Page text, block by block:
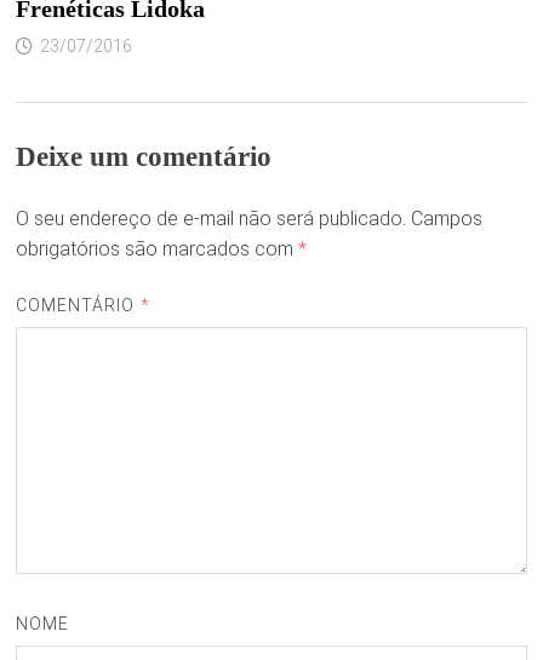
Frenéticas Lidoka
23/07/2016
Deixe um comentário
O seu endereço de e-mail não será publicado. Campos
obrigatórios são marcados com *
COMENTÁRIO *
NOME